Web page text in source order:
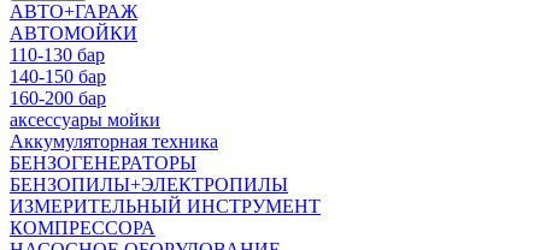
АВТО+ГАРАЖ
АВТОМОЙКИ
110-130 бар
140-150 бар
160-200 бар
аксессуары мойки
Аккумуляторная техника
БЕНЗОГЕНЕРАТОРЫ
БЕНЗОПИЛЫ+ЭЛЕКТРОПИЛЫ
ИЗМЕРИТЕЛЬНЫЙ ИНСТРУМЕНТ
КОМПРЕССОРА